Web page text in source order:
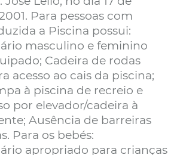
Para pessoas com
a Piscina possui:
masculino e feminino
Cadeira de rodas
acesso ao cais da piscina;
à piscina de recreio e
por elevador/cadeira à
Ausência de barreiras
Para os bebés:
apropriado para crianças